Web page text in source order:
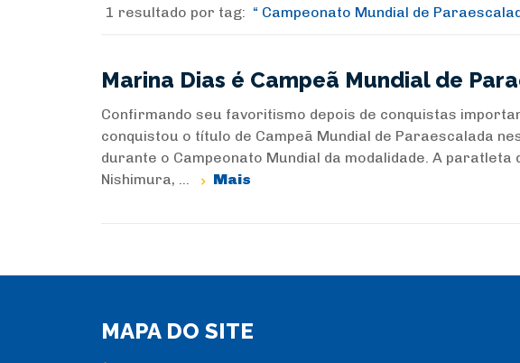
1 resultado por tag: Campeonato Mundial de
Marina Dias é Campeã Mundial de
Confirmando seu favoritismo depois de conquistas
conquistou o título de Campeã Mundial de Paraescalada
durante o Campeonato Mundial da modalidade. A
Nishimura, ...
Mais
MAPA DO SITE